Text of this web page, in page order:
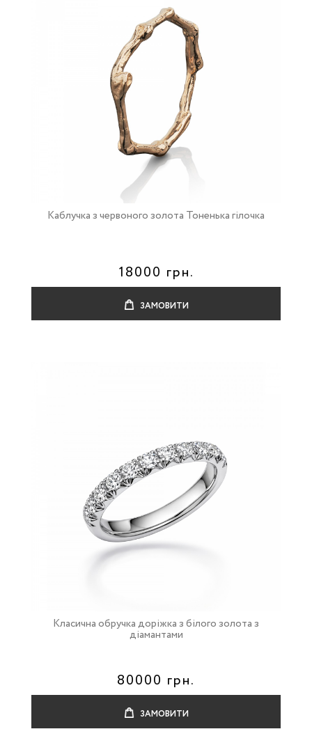
Каблучка з червоного золота Тоненька гілочка
18000 грн.
ЗАМОВИТИ
Класична обручка доріжка з білого золота з
діамантами
80000 грн.
ЗАМОВИТИ